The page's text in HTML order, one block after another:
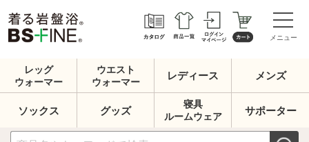
メニュー
レッグ
ウォーマー
ウエスト
ウォーマー
レディース メンズ
ソックス グッズ
寝具
ルームウェア
サポーター